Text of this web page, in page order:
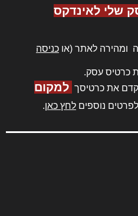
שלי לאינדקס
ומהירה לאתר (או כניסה
כרטיס עסק.
את כרטיסך למקום
נוספים לחץ כאן.